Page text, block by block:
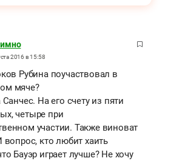
2016 в 15:58
Рубина поучаствовал в
мяче?
Санчес. На его счету из пяти
четыре при
участии. Также виноват
вопрос, кто любит хаить
Бауэр играет лучше? Не хочу